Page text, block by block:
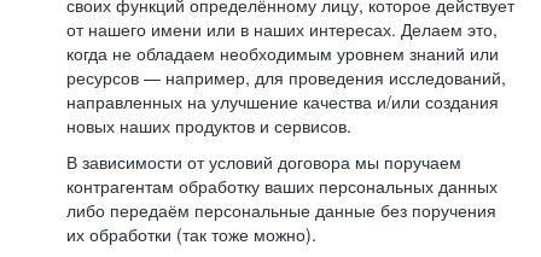
своих функций определённому лицу, которое действует
от нашего имени или в наших интересах. Делаем это,
когда не обладаем необходимым уровнем знаний или
ресурсов — например, для проведения исследований,
направленных на улучшение качества и/или создания
новых наших продуктов и сервисов.
В зависимости от условий договора мы поручаем
контрагентам обработку ваших персональных данных
либо передаём персональные данные без поручения
их обработки (так тоже можно).